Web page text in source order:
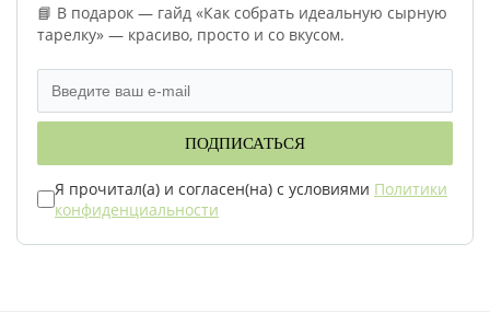
📘 В подарок — гайд «Как собрать идеальную сырную
тарелку» — красиво, просто и со вкусом.
ПОДПИСАТЬСЯ
Я прочитал(а) и согласен(на) с условиями Политики
конфиденциальности